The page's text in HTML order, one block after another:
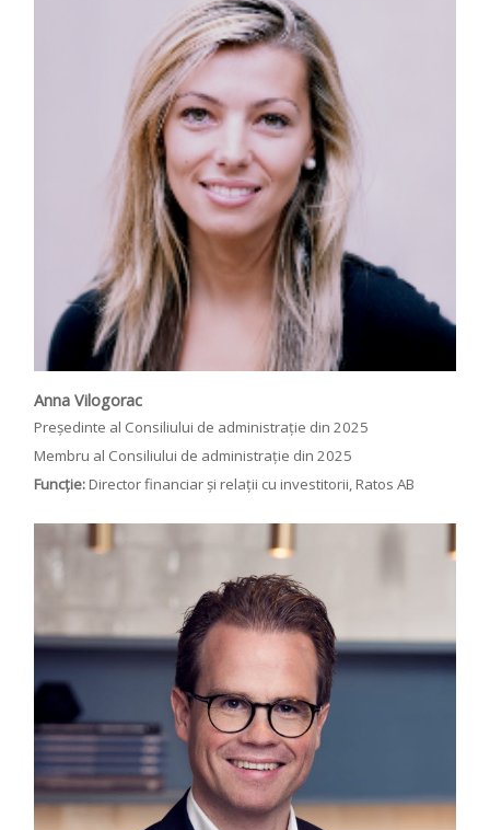
Anna Vilogorac
Președinte al Consiliului de administrație din 2025
Membru al Consiliului de administrație din 2025
Funcție:Director financiar și relații cu investitorii, Ratos AB